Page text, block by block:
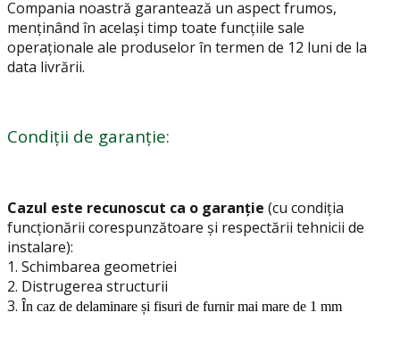
Compania noastră garantează un aspect frumos,
menținând în același timp toate funcțiile sale
operaționale ale produselor în termen de 12 luni de la
data livrării.
Condiții de garanție:
Cazul este recunoscut ca o garanție (cu condiția
funcționării corespunzătoare și respectării tehnicii de
instalare):
1. Schimbarea geometriei
2. Distrugerea structurii
3. În caz de delaminare și fisuri de furnir mai mare de 1 mm